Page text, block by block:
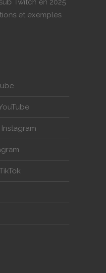
Twitch en 2025
et exemples